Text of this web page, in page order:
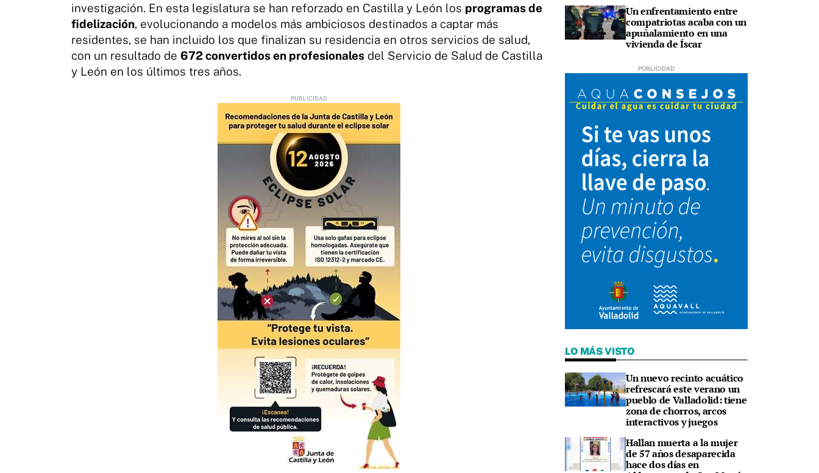
investigación. En esta legislatura se han reforzado en Castilla y León los programas de
fidelización, evolucionando a modelos más ambiciosos destinados a captar más
residentes, se han incluido los que finalizan su residencia en otros servicios de salud,
con un resultado de 672 convertidos en profesionales del Servicio de Salud de Castilla
y León en los últimos tres años.
Un enfrentamiento entre
compatriotas acaba con un
apuñalamiento en una
vivienda de Íscar
LO MÁS VISTO
Un nuevo recinto acuático
refrescará este verano un
pueblo de Valladolid: tiene
zona de chorros, arcos
interactivos y juegos
Hallan muerta a la mujer
de 57 años desaparecida
hace dos días en